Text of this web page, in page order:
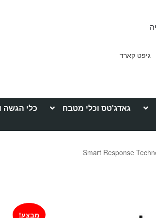
גיפט קארד
גאדג'טס וכלי מטבח כלי הגשה
מבצע!